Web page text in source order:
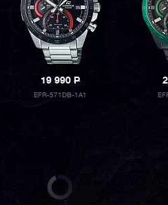
19 990P
EFR-571DB-1A1